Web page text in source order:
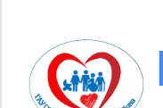
content